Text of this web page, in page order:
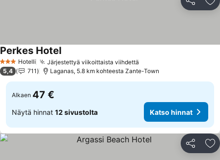
Jaa
3 Tähtiluokitus
Hotelli Järjestettyä viikoittaista viihdettä
Perkes Hotel
5,4 711 Laganas, 5.8 km kohteesta Zante-Town
Alkaen 47 €
Näytä hinnat 12 sivustolta Katso hinnat
Jaa